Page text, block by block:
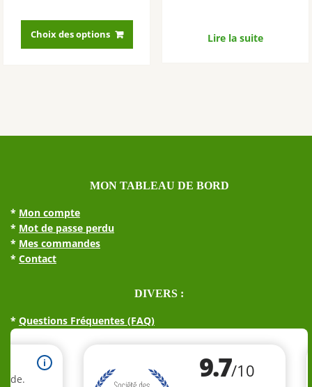
Choix des options
Ce
a
être
la
Lire la suite
MON TABLEAU DE BORD
* Mon compte
* Mot de passe perdu
* Mes commandes
* Contact
DIVERS :
* Questions Fréquentes (FAQ)